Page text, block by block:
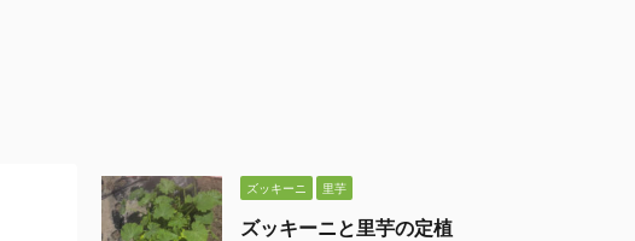
ズッキーニ 里芋
ズッキーニと里芋の定植